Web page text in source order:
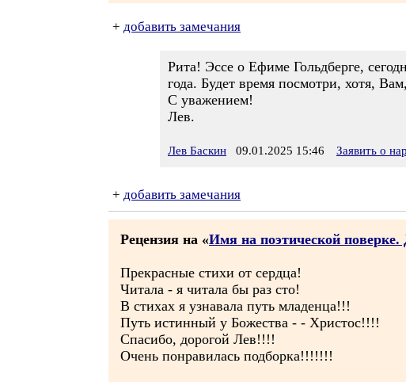
+ добавить замечания
Рита! Эссе о Ефиме Гольдберге,
года. Будет время посмотри, хотя,
С уважением!
Лев.
Лев Баскин 09.01.2025 15:46 Заявить о
+ добавить замечания
Рецензия на «Имя на поэтической
Прекрасные стихи от сердца!
Читала - я читала бы раз сто!
В стихах я узнавала путь младенца!!!
Путь истинный у Божества - - Христос!!!!
Спасибо, дорогой Лев!!!!
Очень понравилась подборка!!!!!!!